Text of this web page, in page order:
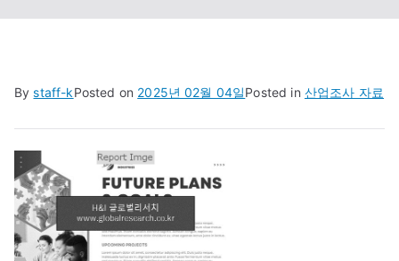
Bystaff-kPosted on 2025년 02월 04일Posted in 산업조사 자료